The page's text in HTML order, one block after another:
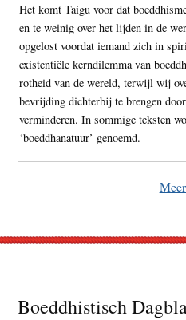
Het komt Taigu voor dat
en te weinig over het lijden in de
opgelost voordat iemand zich in
existentiële kerndilemma van
rotheid van de wereld, terwijl wij
bevrijding dichterbij te brengen
verminderen. In sommige teksten
‘boeddhanatuur’ genoemd.
Footer
Boeddhistisch